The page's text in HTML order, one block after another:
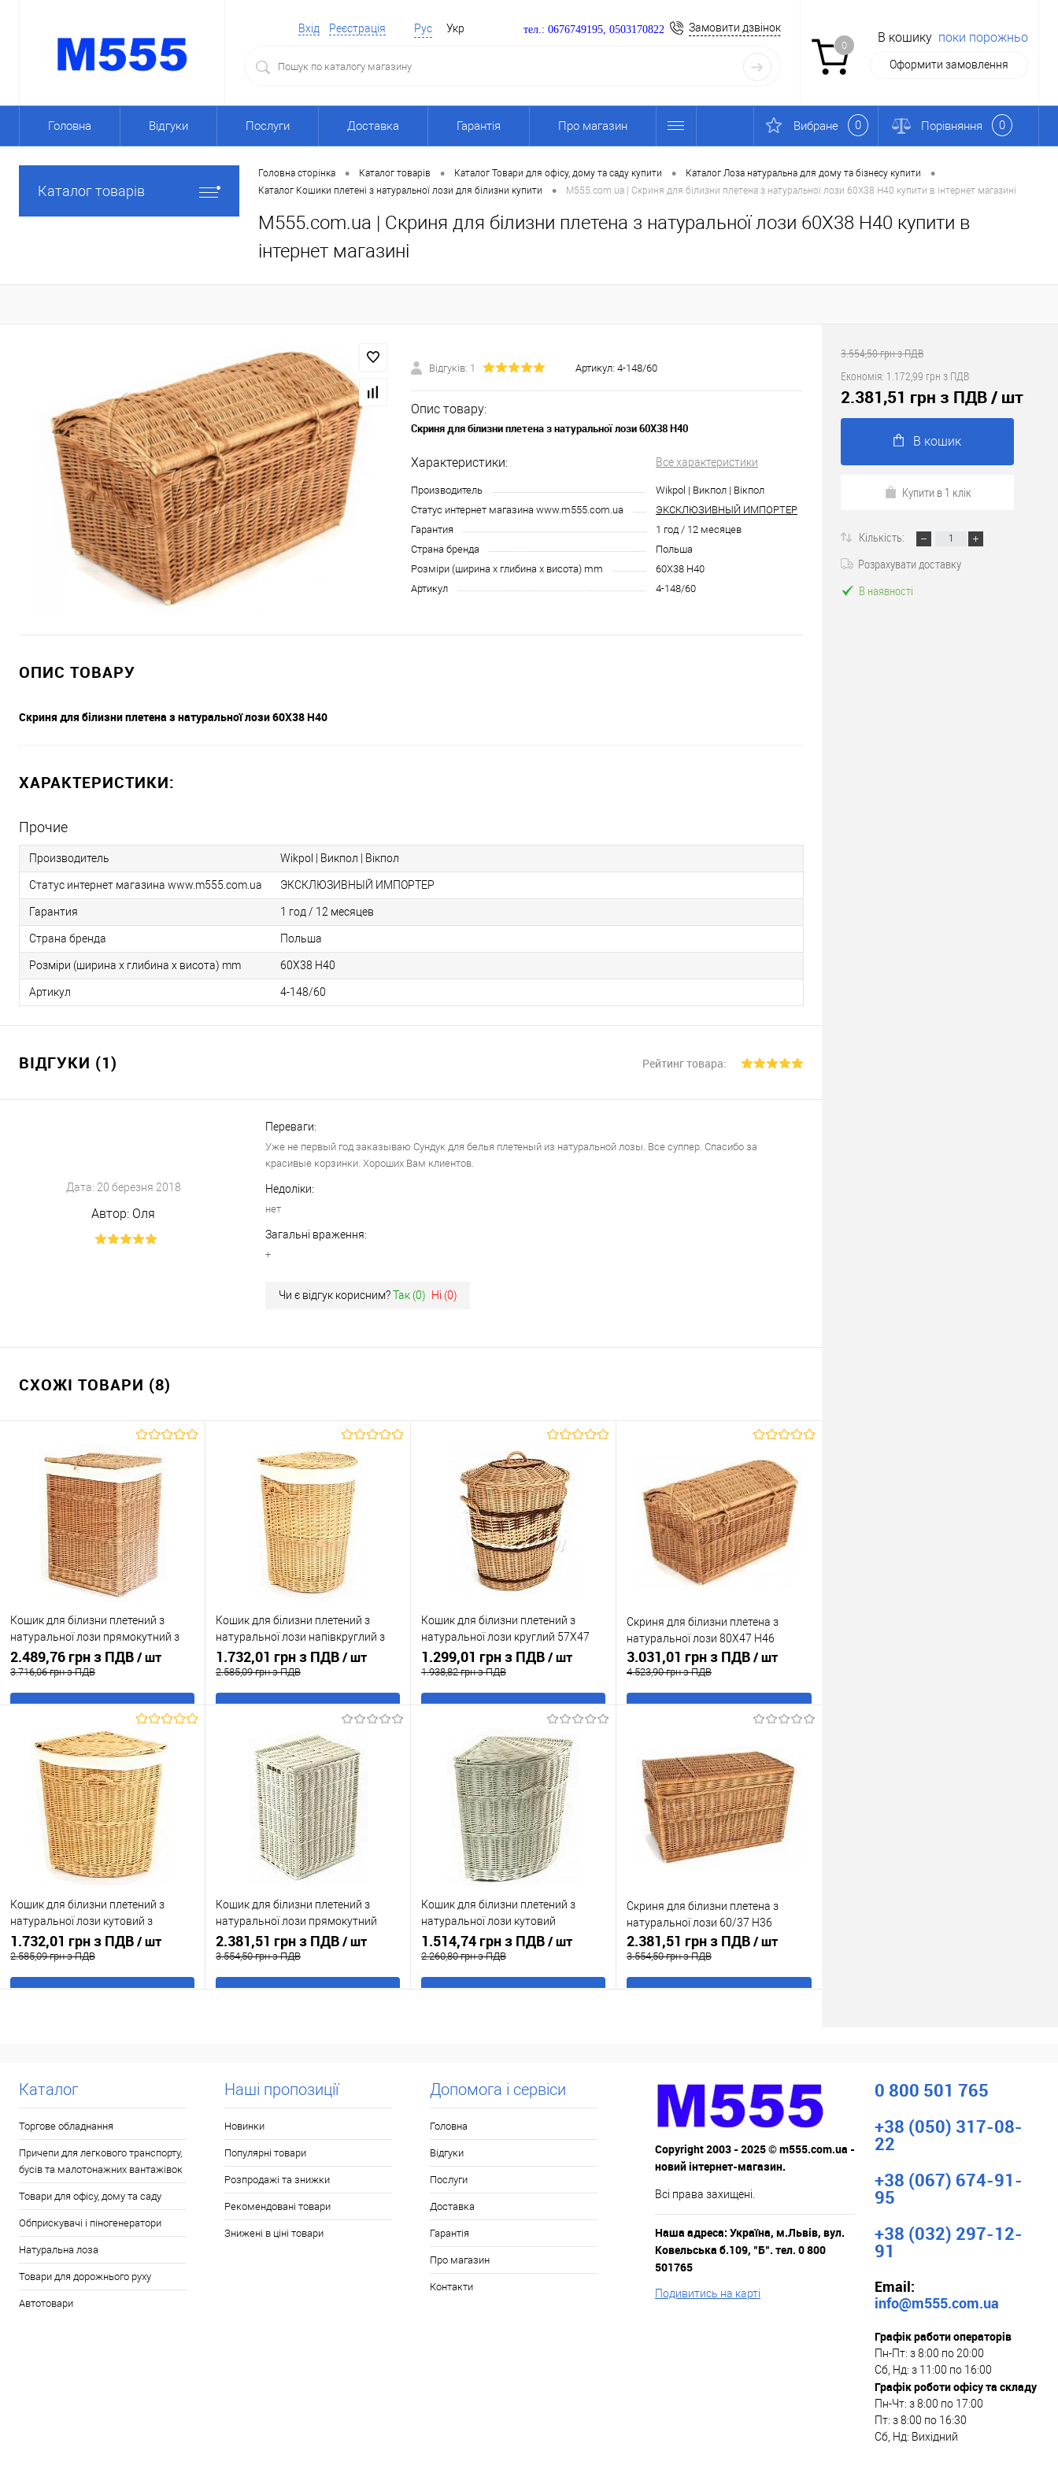
Вхід Реєстрація Рус Укр тел.: 0676749195, 0503170822 Замовити дзвінок
0
В кошику поки порожньо
Оформити замовлення
Головна Відгуки Послуги Доставка Гарантія Про магазин Вибране 0 Порівняння 0
Каталог товарів
Головна сторінка • Каталог товарів • Каталог Товари для офісу, дому та саду купити • Каталог Лоза натуральна для дому та бізнесу купити •
Каталог Кошики плетені з натуральної лози для білизни купити • M555.com.ua | Скриня для білизни плетена з натуральної лози 60X38 H40 купити в інтернет магазині
M555.com.ua | Скриня для білизни плетена з натуральної лози 60X38 H40 купити в
інтернет магазині
Відгуків: 1 Артикул: 4-148/60
Опис товару:
Скриня для білизни плетена з натуральної лози 60X38 H40
Характеристики: Все характеристики
Производитель
Wikpol | Викпол | Вікпол
Статус интернет магазина www.m555.com.ua
ЭКСКЛЮЗИВНЫЙ ИМПОРТЕР
Гарантия
1 год / 12 месяцев
Страна бренда
Польша
Розміри (ширина х глибина х висота) mm
60X38 H40
Артикул
4-148/60
ОПИС ТОВАРУ
Скриня для білизни плетена з натуральної лози 60X38 H40
ХАРАКТЕРИСТИКИ:
Прочие
Производитель Wikpol | Викпол | Вікпол
Статус интернет магазина www.m555.com.ua ЭКСКЛЮЗИВНЫЙ ИМПОРТЕР
Гарантия 1 год / 12 месяцев
Страна бренда Польша
Розміри (ширина х глибина х висота) mm 60X38 H40
Артикул 4-148/60
ВІДГУКИ (1) Рейтинг товара:
Дата: 20 березня 2018
Автор: Оля
Переваги:
Уже не первый год заказываю Сундук для белья плетеный из натуральной лозы. Все суппер. Спасибо за
красивые корзинки. Хороших Вам клиентов.
Недоліки:
нет
Загальні враження:
+
Чи є відгук корисним? Так (0) Ні (0)
СХОЖІ ТОВАРИ (8)
Кошик для білизни плетений з
натуральної лози прямокутний з
тканиною 46x34 h 60
2.489,76 грн з ПДВ/ шт
3.716,06 грн з ПДВ
Купити в 1 клік
До
порівняння
У обране
В наявності
Кошик для білизни плетений з
натуральної лози напівкруглий з
тканиною 46x39 h 55
1.732,01 грн з ПДВ/ шт
2.585,09 грн з ПДВ
Купити в 1 клік
До
порівняння
У обране
В наявності
Кошик для білизни плетений з
натуральної лози круглий 57X47
H57
1.299,01 грн з ПДВ/ шт
1.938,82 грн з ПДВ
Купити в 1 клік
До
порівняння
У обране
В наявності
Скриня для білизни плетена з
натуральної лози 80X47 H46
3.031,01 грн з ПДВ/ шт
4.523,90 грн з ПДВ
Купити в 1 клік
До
порівняння
У обране
В наявності
Кошик для білизни плетений з
натуральної лози кутовий з
тканиною 44x42 h 57
1.732,01 грн з ПДВ/ шт
2.585,09 грн з ПДВ
У обране
Кошик для білизни плетений з
натуральної лози прямокутний
вибілений 46x34 h 60
2.381,51 грн з ПДВ/ шт
3.554,50 грн з ПДВ
У обране
В наявності
Кошик для білизни плетений з
натуральної лози кутовий
вибілений 44x42 h 57
1.514,74 грн з ПДВ/ шт
2.260,80 грн з ПДВ
У обране
В наявності
Скриня для білизни плетена з
натуральної лози 60/37 H36
2.381,51 грн з ПДВ/ шт
3.554,50 грн з ПДВ
У обране
В наявності
3.554,50 грн з ПДВ
Економія: 1.172,99 грн з ПДВ
2.381,51 грн з ПДВ/ шт
В кошик
Купити в 1 клік
Кількість:
Розрахувати доставку
В наявності
Каталог
Торгове обладнання
Причепи для легкового транспорту,
бусів та малотонажних вантажівок
Товари для офісу, дому та саду
Обприскувачі і піногенератори
Натуральна лоза
Товари для дорожнього руху
Автотовари
Наші пропозиції
Новинки
Популярні товари
Розпродажі та знижки
Рекомендовані товари
Знижені в ціні товари
Допомога і сервіси
Головна
Відгуки
Послуги
Доставка
Гарантія
Про магазин
Контакти
Copyright 2003 - 2025 © m555.com.ua -
новий інтернет-магазин.
Всі права захищені.
Наша адреса: Україна, м.Львів, вул.
Ковельська б.109, "Б". тел. 0 800
501765
Подивитись на карті
0 800 501 765
+38 (050) 317-08-
22
+38 (067) 674-91-
95
+38 (032) 297-12-
91
Email:
info@m555.com.ua
Графік работи операторів
Пн-Пт: з 8:00 по 20:00
Сб, Нд: з 11:00 по 16:00
Графік роботи офісу та складу
Пн-Чт: з 8:00 по 17:00
Пт: з 8:00 по 16:30
Сб, Нд: Вихідний